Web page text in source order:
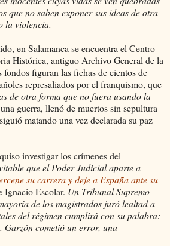
que no saben exponer sus ideas de otra
la violencia.
en Salamanca se encuentra el Centro
Histórica, antiguo Archivo General de la
figuran las fichas de cientos de
represaliados por el franquismo, que
de otra forma que no fuera usando la
guerra, llenó de muertos sin sepultura
matando una vez declarada su paz
investigar los crímenes del
que el Poder Judicial aparte a
su carrera y deje a España ante su
Ignacio Escolar. Un Tribunal Supremo-
de los magistrados juró lealtad a
del régimen cumplirá con su palabra:
Garzón cometió un error, una